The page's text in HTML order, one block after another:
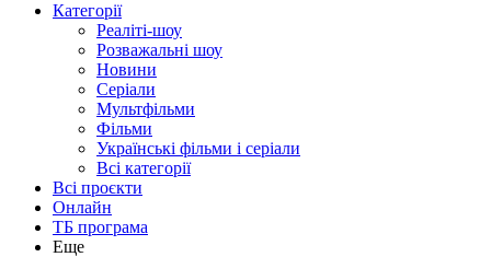
Категорії
Реаліті-шоу
Розважальні шоу
Новини
Серіали
Мультфільми
Фільми
Українські фільми і серіали
Всі категорії
Всі проєкти
Онлайн
ТБ програма
Еще